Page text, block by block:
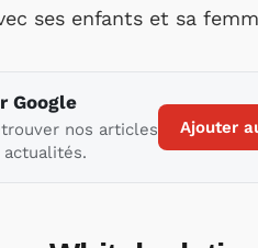
ses enfants et sa
Google
nos articles
Ajouter